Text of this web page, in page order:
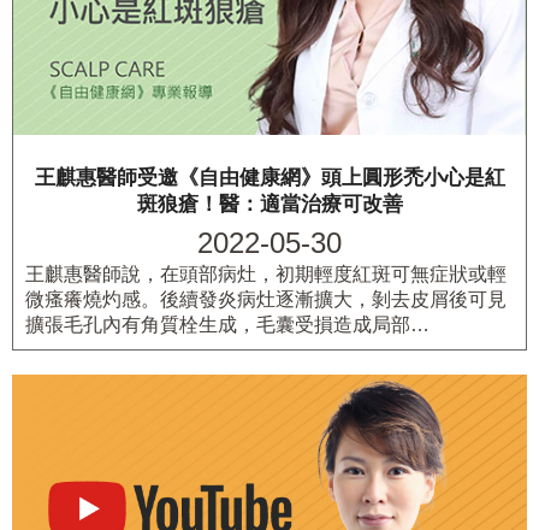
王麒惠醫師受邀《自由健康網》頭上圓形禿小心是紅
斑狼瘡！醫：適當治療可改善
2022-05-30
王麒惠醫師說，在頭部病灶，初期輕度紅斑可無症狀或輕
微瘙癢燒灼感。後續發炎病灶逐漸擴大，剝去皮屑後可見
擴張毛孔內有角質栓生成，毛囊受損造成局部…